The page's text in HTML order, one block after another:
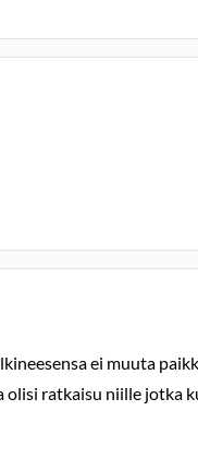
ei muuta
ratkaisu niille jotka